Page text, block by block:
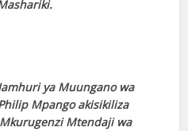
ya Muungano wa
Mpango akisikiliza
Mtendaji wa